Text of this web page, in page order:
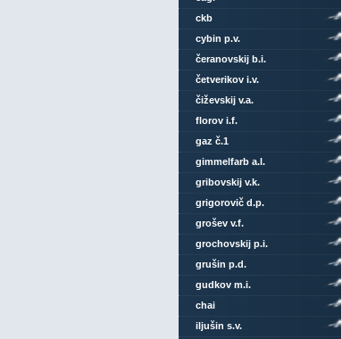
ckb
cybin p.v.
čeranovskij b.i.
četverikov i.v.
čiževskij v.a.
florov i.f.
gaz č.1
gimmelfarb a.l.
gribovskij v.k.
grigorovič d.p.
grošev v.f.
grochovskij p.i.
grušin p.d.
gudkov m.i.
chai
iljušin s.v.